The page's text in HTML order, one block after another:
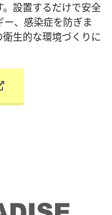
設置するだけで安全
、感染症を防ぎま
生的な環境づくりに